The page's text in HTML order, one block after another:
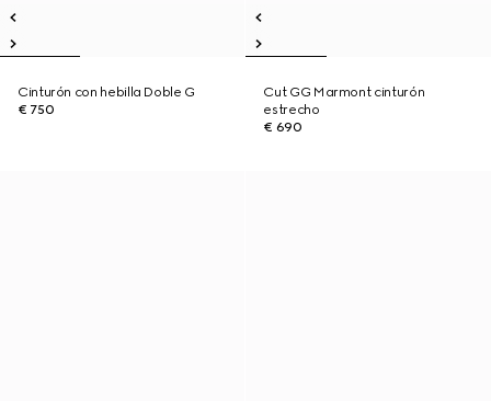
Cinturón con hebilla Doble G
€ 750
Cut GG Marmont cinturón
estrecho
€ 690